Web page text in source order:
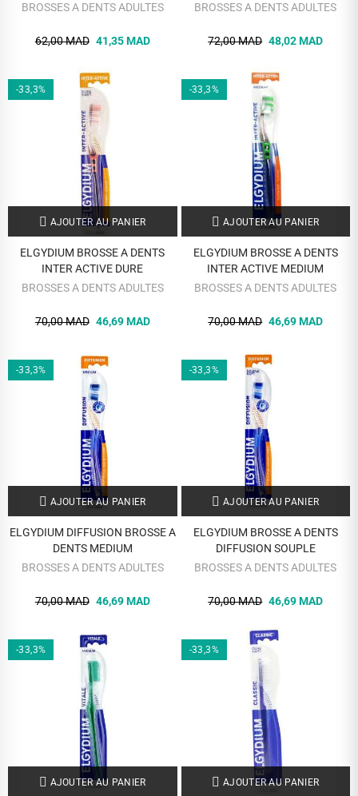
BROSSES A DENTS ADULTES
62,00 MAD 41,35 MAD
BROSSES A DENTS ADULTES
72,00 MAD 48,02 MAD
-33,3%
AJOUTER AU PANIER
ELGYDIUM BROSSE A DENTS
INTER ACTIVE DURE
BROSSES A DENTS ADULTES
70,00 MAD 46,69 MAD
-33,3%
AJOUTER AU PANIER
ELGYDIUM BROSSE A DENTS
INTER ACTIVE MEDIUM
BROSSES A DENTS ADULTES
70,00 MAD 46,69 MAD
-33,3%
AJOUTER AU PANIER
ELGYDIUM DIFFUSION BROSSE A
DENTS MEDIUM
BROSSES A DENTS ADULTES
70,00 MAD 46,69 MAD
-33,3%
AJOUTER AU PANIER
ELGYDIUM BROSSE A DENTS
DIFFUSION SOUPLE
BROSSES A DENTS ADULTES
70,00 MAD 46,69 MAD
-33,3%
AJOUTER AU PANIER
-33,3%
AJOUTER AU PANIER